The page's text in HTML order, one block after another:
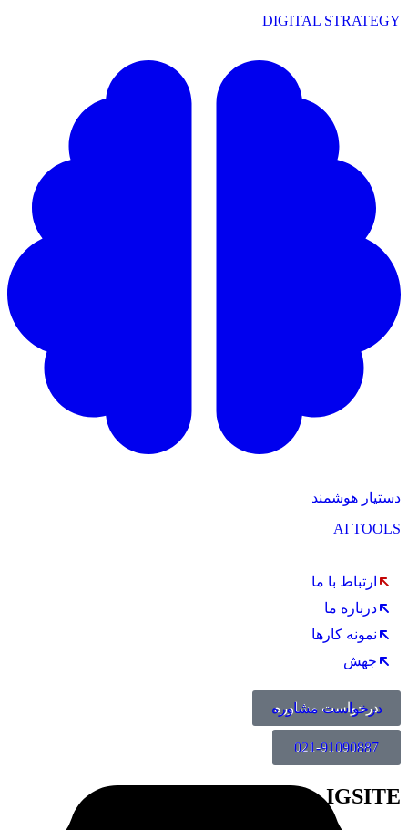
DIGITAL STRATEGY
دستیار هوشمند
AI TOOLS
ارتباط با ما
درباره ما
نمونه کارها
جهش
درخواست مشاوره
021-91090887
IGSITE